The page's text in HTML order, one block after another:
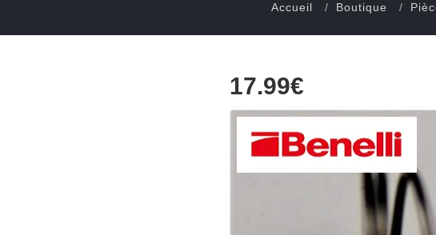
Accueil Boutique
17.99€